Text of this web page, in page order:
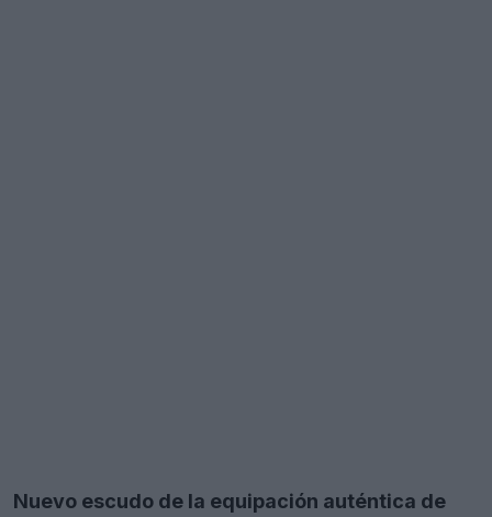
Nuevo escudo de la equipación auténtica de